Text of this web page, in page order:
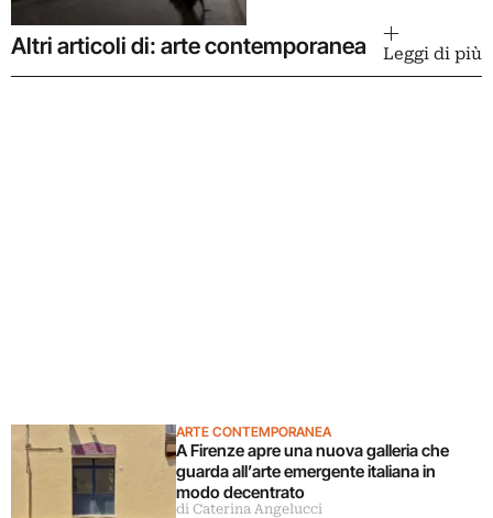
Altri articoli di: arte contemporanea Leggi di più
ARTE CONTEMPORANEA
A Firenze apre una nuova galleria che
guarda all’arte emergente italiana in
modo decentrato
di Caterina Angelucci